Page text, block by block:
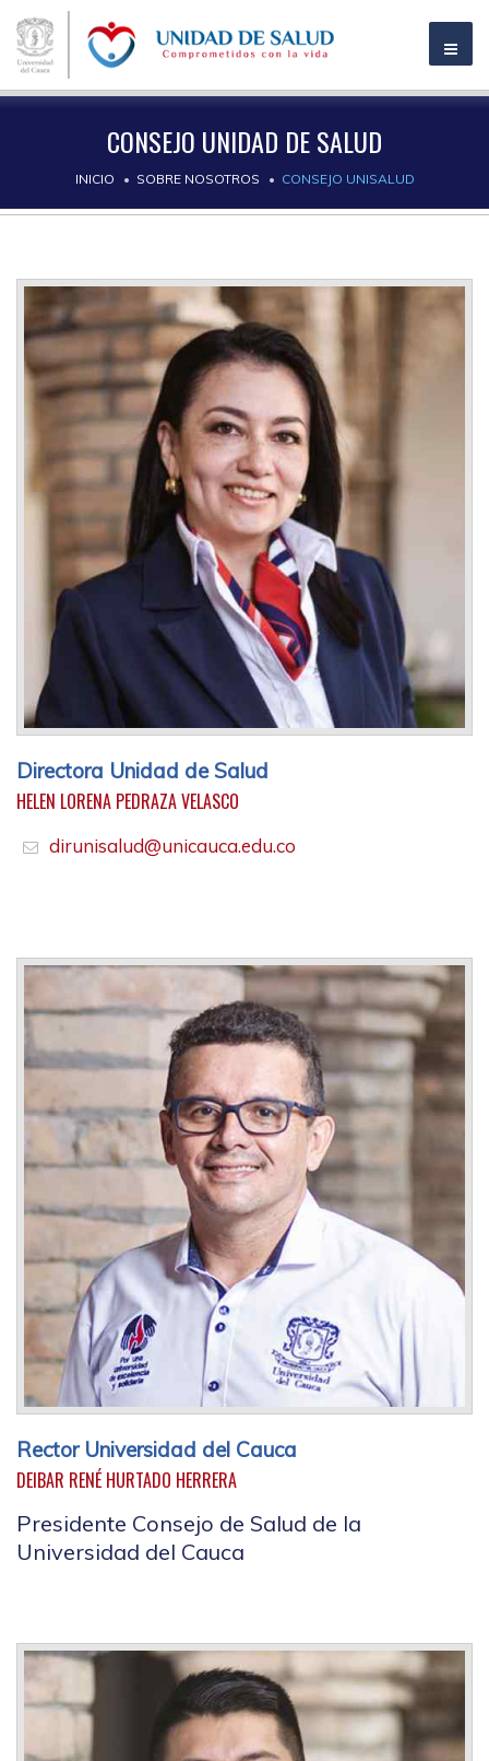
CONSEJO UNIDAD DE SALUD
INICIO SOBRE NOSOTROS CONSEJO UNISALUD
Directora Unidad de Salud
HELEN LORENA PEDRAZA VELASCO
dirunisalud@unicauca.edu.co
Rector Universidad del Cauca
DEIBAR RENÉ HURTADO HERRERA
Presidente Consejo de Salud de la
Universidad del Cauca